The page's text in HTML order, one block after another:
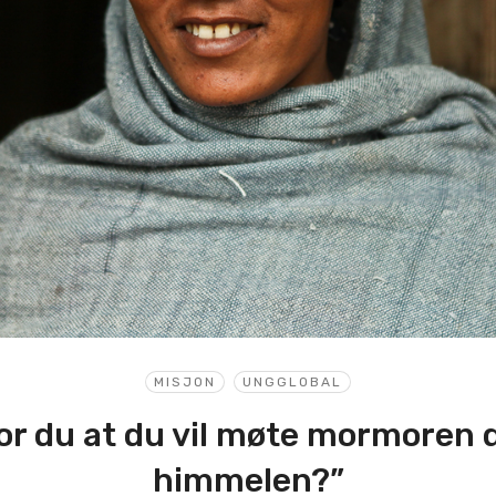
MISJON UNGGLOBAL
du at du vil møte mormoren
himmelen?”